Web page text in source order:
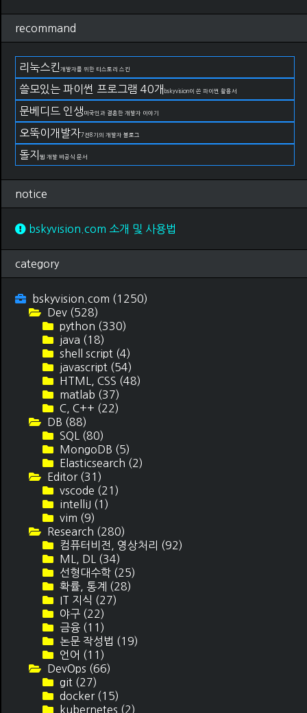
recommand
리눅스킨 개발자를 위한 티스토리 스킨
쓸모있는 파이썬 프로그램 40개 bskyvision이 쓴 파이썬 활용서
문베디드 인생 미국인과 결혼한 개발자 이야기
오뚝이개발자7전8기의 개발자 블로그
돌지 웹 개발 비공식 문서
notice
bskyvision.com 소개 및 사용법
category
bskyvision.com (1250)
Dev (528)
python (330)
java (18)
shell script (4)
javascript (54)
HTML, CSS (48)
matlab (37)
C, C++ (22)
DB (88)
SQL (80)
MongoDB (5)
Elasticsearch (2)
Editor (31)
vscode (21)
intelliJ (1)
vim (9)
Research (280)
컴퓨터비전, 영상처리 (92)
ML, DL (34)
선형대수학 (25)
확률, 통계 (28)
IT 지식 (27)
야구 (22)
금융 (11)
논문 작성법 (19)
언어 (11)
DevOps (66)
git (27)
docker (15)
kubernetes (2)